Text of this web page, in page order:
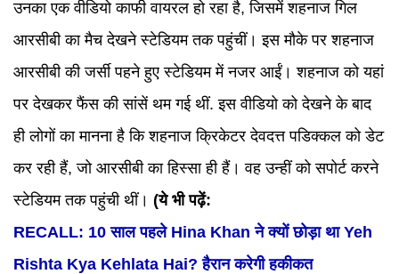
उनका एक वीडियो काफी वायरल हो रहा है, जिसमें शहनाज गिल
आरसीबी का मैच देखने स्टेडियम तक पहुंचीं। इस मौके पर शहनाज
आरसीबी की जर्सी पहने हुए स्टेडियम में नजर आईं। शहनाज को यहां
पर देखकर फैंस की सांसें थम गई थीं. इस वीडियो को देखने के बाद
ही लोगों का मानना है कि शहनाज क्रिकेटर देवदत्त पडिक्कल को डेट
कर रही हैं, जो आरसीबी का हिस्सा ही हैं। वह उन्हीं को सपोर्ट करने
स्टेडियम तक पहुंची थीं। (ये भी पढ़ें:
RECALL: 10 साल पहले Hina Khan ने क्यों छोड़ा था Yeh
Rishta Kya Kehlata Hai? हैरान करेगी हकीकत